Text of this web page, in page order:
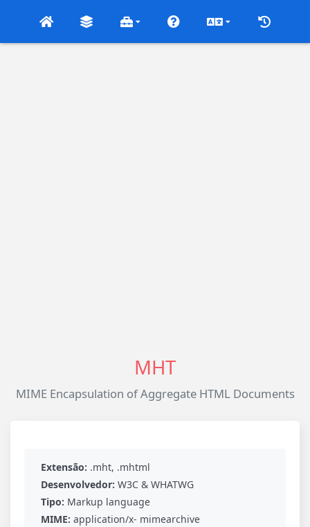
MHT
MIME Encapsulation of Aggregate HTML Documents
Extensão: .mht, .mhtml
Desenvolvedor: W3C & WHATWG
Tipo: Markup language
MIME: application/x- mimearchive